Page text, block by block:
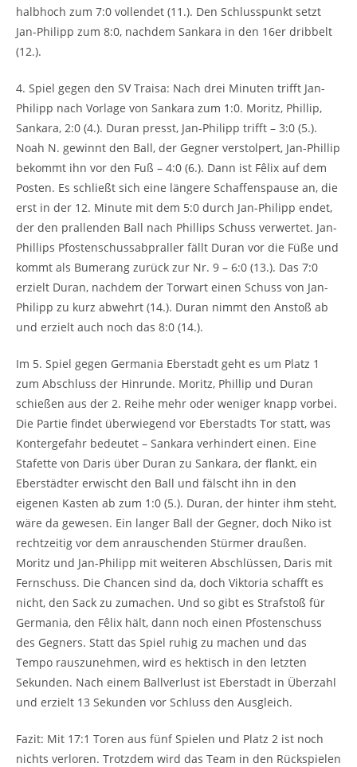
halbhoch zum 7:0 vollendet (11.). Den Schlusspunkt setzt
Jan-Philipp zum 8:0, nachdem Sankara in den 16er dribbelt
(12.).
4. Spiel gegen den SV Traisa: Nach drei Minuten trifft Jan-
Philipp nach Vorlage von Sankara zum 1:0. Moritz, Phillip,
Sankara, 2:0 (4.). Duran presst, Jan-Philipp trifft – 3:0 (5.).
Noah N. gewinnt den Ball, der Gegner verstolpert, Jan-Phillip
bekommt ihn vor den Fuß – 4:0 (6.). Dann ist Fêlix auf dem
Posten. Es schließt sich eine längere Schaffenspause an, die
erst in der 12. Minute mit dem 5:0 durch Jan-Philipp endet,
der den prallenden Ball nach Phillips Schuss verwertet. Jan-
Phillips Pfostenschussabpraller fällt Duran vor die Füße und
kommt als Bumerang zurück zur Nr. 9 – 6:0 (13.). Das 7:0
erzielt Duran, nachdem der Torwart einen Schuss von Jan-
Philipp zu kurz abwehrt (14.). Duran nimmt den Anstoß ab
und erzielt auch noch das 8:0 (14.).
Im 5. Spiel gegen Germania Eberstadt geht es um Platz 1
zum Abschluss der Hinrunde. Moritz, Phillip und Duran
schießen aus der 2. Reihe mehr oder weniger knapp vorbei.
Die Partie findet überwiegend vor Eberstadts Tor statt, was
Kontergefahr bedeutet – Sankara verhindert einen. Eine
Stafette von Daris über Duran zu Sankara, der flankt, ein
Eberstädter erwischt den Ball und fälscht ihn in den
eigenen Kasten ab zum 1:0 (5.). Duran, der hinter ihm steht,
wäre da gewesen. Ein langer Ball der Gegner, doch Niko ist
rechtzeitig vor dem anrauschenden Stürmer draußen.
Moritz und Jan-Philipp mit weiteren Abschlüssen, Daris mit
Fernschuss. Die Chancen sind da, doch Viktoria schafft es
nicht, den Sack zu zumachen. Und so gibt es Strafstoß für
Germania, den Fêlix hält, dann noch einen Pfostenschuss
des Gegners. Statt das Spiel ruhig zu machen und das
Tempo rauszunehmen, wird es hektisch in den letzten
Sekunden. Nach einem Ballverlust ist Eberstadt in Überzahl
und erzielt 13 Sekunden vor Schluss den Ausgleich.
Fazit: Mit 17:1 Toren aus fünf Spielen und Platz 2 ist noch
nichts verloren. Trotzdem wird das Team in den Rückspielen